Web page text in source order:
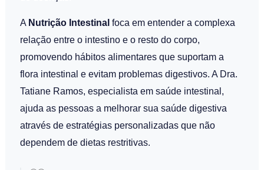
A Nutrição Intestinal foca em entender a complexa
relação entre o intestino e o resto do corpo,
promovendo hábitos alimentares que suportam a
flora intestinal e evitam problemas digestivos. A Dra.
Tatiane Ramos, especialista em saúde intestinal,
ajuda as pessoas a melhorar sua saúde digestiva
através de estratégias personalizadas que não
dependem de dietas restritivas.